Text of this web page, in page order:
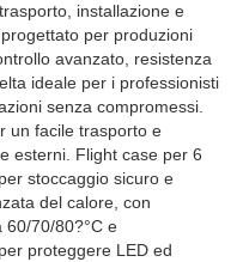
installazione e
per produzioni
avanzato, resistenza
ideale per i professionisti
senza compromessi.
un facile trasporto e
esterni. Flight case per 6
stoccaggio sicuro e
del calore, con
60/70/80?°C e
proteggere LED ed